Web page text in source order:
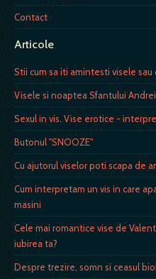
Contact
Articole
Stii cum sa iti amintesti visele sau
Visele si noaptea Sfantului Andrei
Sexul in vis. Vise erotice -
Butonul "SNOOZE"
Cu ajutorul viselor poti scapa de
Cum interpretam un vis in care
masini
Cele mai romantice vise de
iubirea ta?
Despre trezire, somn si ceasul